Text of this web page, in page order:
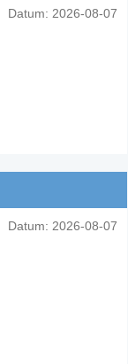
Datum: 2026-08-07
Datum: 2026-08-07